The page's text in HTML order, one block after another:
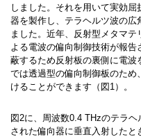
しました。それを用いて実効
器を製作し、テラヘルツ波の広
ました。近年、反射型メタマ
よる電波の偏向制御技術が報
蔽するため反射板の裏側に電
では透過型の偏向制御板のた
けることができます（図1）。
図2に、周波数0.4 THzのテラ
された偏向器に垂直入射した